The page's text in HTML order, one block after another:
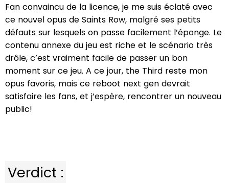
Fan convaincu de la licence, je me suis éclaté avec
ce nouvel opus de Saints Row, malgré ses petits
défauts sur lesquels on passe facilement l’éponge. Le
contenu annexe du jeu est riche et le scénario très
drôle, c’est vraiment facile de passer un bon
moment sur ce jeu. A ce jour, the Third reste mon
opus favoris, mais ce reboot next gen devrait
satisfaire les fans, et j’espère, rencontrer un nouveau
public!
Verdict :